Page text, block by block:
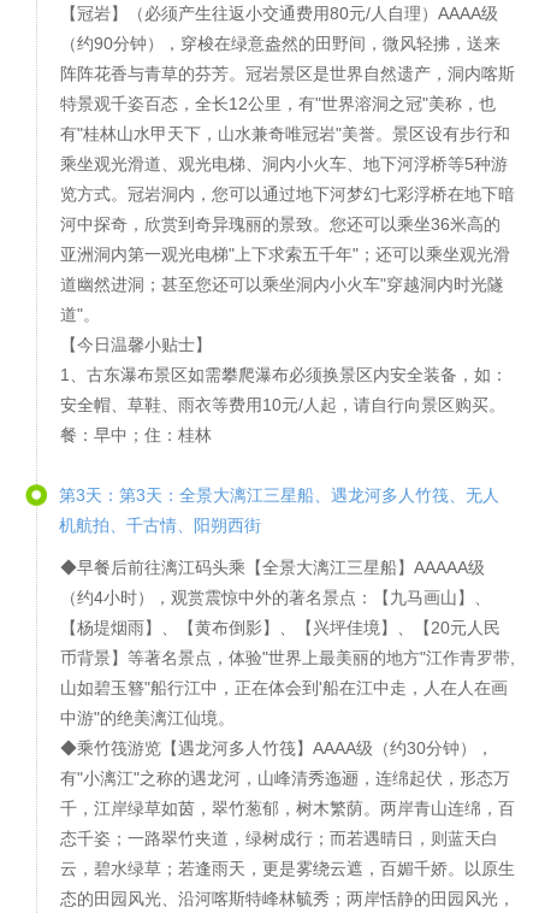
【冠岩】（必须产生往返小交通费用80元/人自理）AAAA级
（约90分钟），穿梭在绿意盎然的田野间，微风轻拂，送来
阵阵花香与青草的芬芳。冠岩景区是世界自然遗产，洞内喀斯
特景观千姿百态，全长12公里，有"世界溶洞之冠"美称，也
有"桂林山水甲天下，山水兼奇唯冠岩"美誉。景区设有步行和
乘坐观光滑道、观光电梯、洞内小火车、地下河浮桥等5种游
览方式。冠岩洞内，您可以通过地下河梦幻七彩浮桥在地下暗
河中探奇，欣赏到奇异瑰丽的景致。您还可以乘坐36米高的
亚洲洞内第一观光电梯"上下求索五千年"；还可以乘坐观光滑
道幽然进洞；甚至您还可以乘坐洞内小火车"穿越洞内时光隧
道"。
【今日温馨小贴士】
1、古东瀑布景区如需攀爬瀑布必须换景区内安全装备，如：
安全帽、草鞋、雨衣等费用10元/人起，请自行向景区购买。
餐：早中；住：桂林
第3天：第3天：全景大漓江三星船、遇龙河多人竹筏、无人
机航拍、千古情、阳朔西街
◆早餐后前往漓江码头乘【全景大漓江三星船】AAAAA级
（约4小时），观赏震惊中外的著名景点：【九马画山】、
【杨堤烟雨】、【黄布倒影】、【兴坪佳境】、【20元人民
币背景】等著名景点，体验"世界上最美丽的地方"江作青罗带,
山如碧玉簪"船行江中，正在体会到'船在江中走，人在人在画
中游"的绝美漓江仙境。
◆乘竹筏游览【遇龙河多人竹筏】AAAA级（约30分钟），
有"小漓江"之称的遇龙河，山峰清秀迤逦，连绵起伏，形态万
千，江岸绿草如茵，翠竹葱郁，树木繁荫。两岸青山连绵，百
态千姿；一路翠竹夹道，绿树成行；而若遇晴日，则蓝天白
云，碧水绿草；若逢雨天，更是雾绕云遮，百媚千娇。以原生
态的田园风光、沿河喀斯特峰林毓秀；两岸恬静的田园风光，